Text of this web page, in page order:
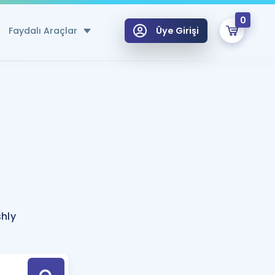
Faydalı Araçlar
Hesaplama Aracı
için Öneriler
Tek Takvimde
Üye Girişi
0
Hoca ile seni sınava hazırlayacak onlarca eğitim seni bekliyor!